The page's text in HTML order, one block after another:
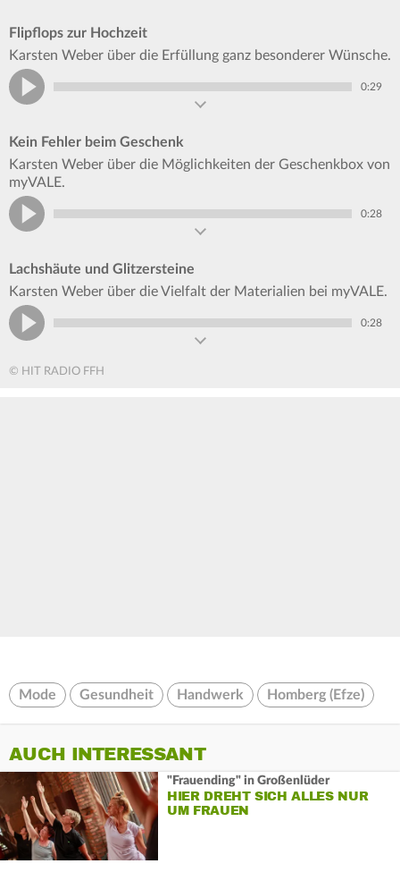
Flipflops zur Hochzeit
Karsten Weber über die Erfüllung ganz besonderer Wünsche.
0:29
Kein Fehler beim Geschenk
Karsten Weber über die Möglichkeiten der Geschenkbox von
myVALE.
0:28
Lachshäute und Glitzersteine
Karsten Weber über die Vielfalt der Materialien bei myVALE.
0:28
© HIT RADIO FFH
Mode Gesundheit Handwerk Homberg (Efze)
AUCH INTERESSANT
"Frauending" in Großenlüder
HIER DREHT SICH ALLES NUR
UM FRAUEN